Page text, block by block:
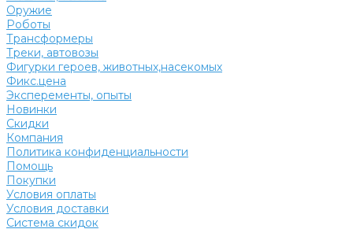
Оружие
Роботы
Трансформеры
Треки, автовозы
Фигурки героев, животных,насекомых
Фикс.цена
Эксперементы, опыты
Новинки
Скидки
Компания
Политика конфиденциальности
Помощь
Покупки
Условия оплаты
Условия доставки
Система скидок